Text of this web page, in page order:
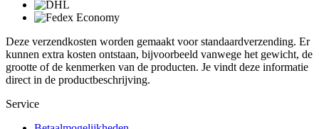
Deze verzendkosten worden gemaakt voor standaardverzending. Er
kunnen extra kosten ontstaan, bijvoorbeeld vanwege het gewicht, de
grootte of de kenmerken van de producten. Je vindt deze informatie
direct in de productbeschrijving.
Service